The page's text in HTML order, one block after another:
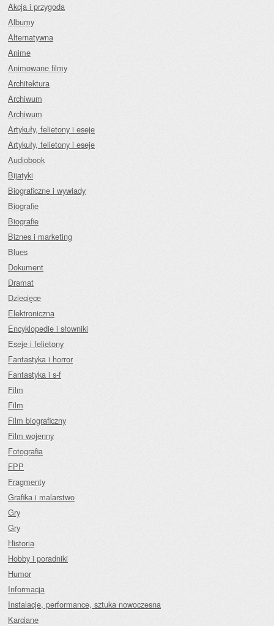
Akcja i przygoda
Albumy
Alternatywna
Anime
Animowane filmy
Architektura
Archiwum
Archiwum
Artykuły, felietony i eseje
Artykuły, felietony i eseje
Audiobook
Bijatyki
Biograficzne i wywiady
Biografie
Biografie
Biznes i marketing
Blues
Dokument
Dramat
Dziecięce
Elektroniczna
Encyklopedie i słowniki
Eseje i felietony
Fantastyka i horror
Fantastyka i s-f
Film
Film
Film biograficzny
Film wojenny
Fotografia
FPP
Fragmenty
Grafika i malarstwo
Gry
Gry
Historia
Hobby i poradniki
Humor
Informacja
Instalacje, performance, sztuka nowoczesna
Karciane